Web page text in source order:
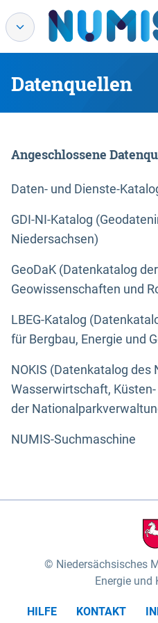
Datenquellen
Angeschlossene
Daten- und Dienste-
GDI-NI-Katalog
Niedersachsen)
GeoDaK (Datenkatalog
Geowissenschaften und
LBEG-Katalog
für Bergbau, Energie und
NOKIS (Datenkatalog
Wasserwirtschaft,
der
NUMIS-Suchmaschine
Niedersächsisches
Energie und
HILFE KONTAKT